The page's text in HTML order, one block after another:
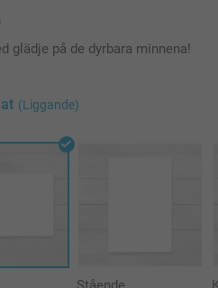
glädje på de dyrbara minnena!
(Liggande)